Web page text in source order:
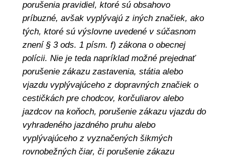
porušenia pravidiel, ktoré sú obsahovo
príbuzné, avšak vyplývajú z iných značiek, ako
tých, ktoré sú výslovne uvedené v súčasnom
znení § 3 ods. 1 písm. f) zákona o obecnej
polícii. Nie je teda napríklad možné prejednať
porušenie zákazu zastavenia, státia alebo
vjazdu vyplývajúceho z dopravných značiek o
cestičkách pre chodcov, korčuliarov alebo
jazdcov na koňoch, porušenie zákazu vjazdu do
vyhradeného jazdného pruhu alebo
vyplývajúceho z vyznačených šikmých
rovnobežných čiar, či porušenie zákazu